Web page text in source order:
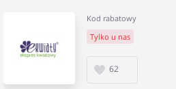
Kod rabatowy
Tylko u nas
62